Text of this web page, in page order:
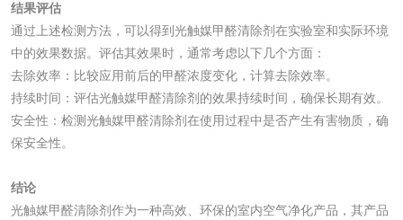
结果评估
通过上述检测方法，可以得到光触媒甲醛清除剂在实验室和实际环境
中的效果数据。评估其效果时，通常考虑以下几个方面：
去除效率：比较应用前后的甲醛浓度变化，计算去除效率。
持续时间：评估光触媒甲醛清除剂的效果持续时间，确保长期有效。
安全性：检测光触媒甲醛清除剂在使用过程中是否产生有害物质，确
保安全性。
结论
光触媒甲醛清除剂作为一种高效、环保的室内空气净化产品，其产品
活性炭
活性炭检测 煤质颗粒活性炭检
电厂水处理活性炭 木质活性炭检测